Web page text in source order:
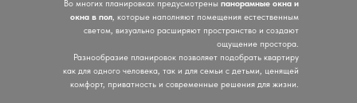
Во многих планировках предусмотрены панорамные окна и
окна в пол, которые наполняют помещения естественным
светом, визуально расширяют пространство и создают
ощущение простора.
Разнообразие планировок позволяет подобрать квартиру
как для одного человека, так и для семьи с детьми, ценящей
комфорт, приватность и современные решения для жизни.